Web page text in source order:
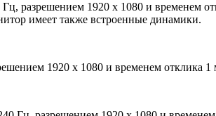
разрешением 1920 x 1080 и временем
имеет также встроенные динамики.
1920 x 1080 и временем отклика